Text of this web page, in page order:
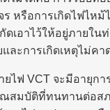
ร หรือการเกิดไฟไหม้
เอาไว้ให้อยู่ภายในท่
ละการเกิดเหตุไม่คา
ฟ VCT จะมีอายุกา
สมบัติที่ทนทานต่อส